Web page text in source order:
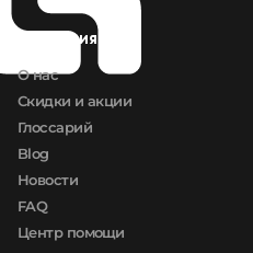
Компания
О нас
Скидки и акции
Глоссарий
Blog
Новости
FAQ
Центр помощи